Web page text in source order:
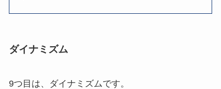
ダイナミズム
9つ目は、ダイナミズムです。